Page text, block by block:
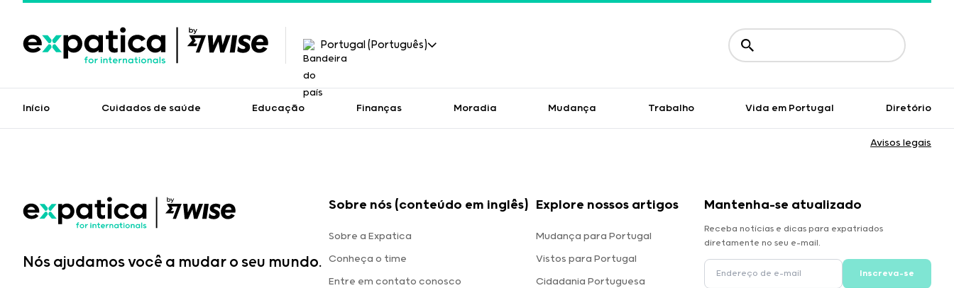
Portugal (Português)
Início Cuidados de saúde Educação Finanças Moradia Mudança Trabalho Vida em Portugal Diretório
Avisos legais
Nós ajudamos você a mudar o seu mundo.
Sobre nós (conteúdo em inglês)
Sobre a Expatica
Conheça o time
Entre em contato conosco
Explore nossos artigos
Mudança para Portugal
Vistos para Portugal
Cidadania Portuguesa
Mantenha-se atualizado
Receba notícias e dicas para expatriados
diretamente no seu e-mail.
Inscreva-se